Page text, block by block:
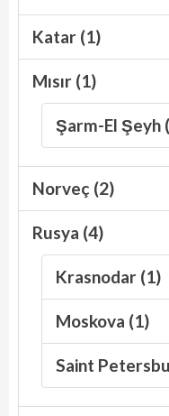
Katar (1)
Mısır (1)
Şarm-El Şeyh
Norveç (2)
Rusya (4)
Krasnodar (1)
Moskova (1)
Saint